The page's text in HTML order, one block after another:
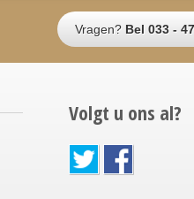
Vragen? Bel 033 -
Volgt u ons al?